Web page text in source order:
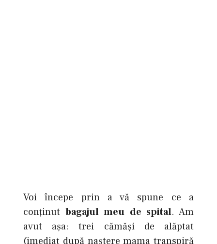
Voi începe prin a vă spune ce a
conţinutbagajul meu de spital. Am
avut aşa: trei cămăşi de alăptat
(imediat după naştere mama transpiră